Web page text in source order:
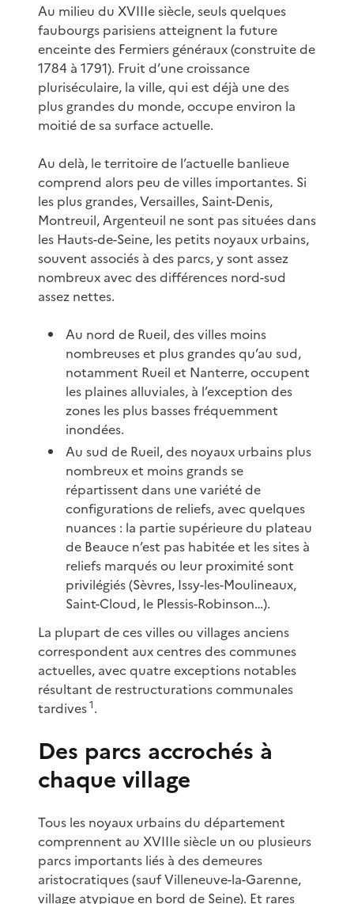
Au milieu du XVIIIe siècle, seuls quelques
faubourgs parisiens atteignent la future
enceinte des Fermiers généraux (construite de
1784 à 1791). Fruit d’une croissance
pluriséculaire, la ville, qui est déjà une des
plus grandes du monde, occupe environ la
moitié de sa surface actuelle.
Au delà, le territoire de l’actuelle banlieue
comprend alors peu de villes importantes. Si
les plus grandes, Versailles, Saint-Denis,
Montreuil, Argenteuil ne sont pas situées dans
les Hauts-de-Seine, les petits noyaux urbains,
souvent associés à des parcs, y sont assez
nombreux avec des différences nord-sud
assez nettes.
Au nord de Rueil, des villes moins
nombreuses et plus grandes qu’au sud,
notamment Rueil et Nanterre, occupent
les plaines alluviales, à l’exception des
zones les plus basses fréquemment
inondées.
Au sud de Rueil, des noyaux urbains plus
nombreux et moins grands se
répartissent dans une variété de
configurations de reliefs, avec quelques
nuances : la partie supérieure du plateau
de Beauce n’est pas habitée et les sites à
reliefs marqués ou leur proximité sont
privilégiés (Sèvres, Issy-les-Moulineaux,
Saint-Cloud, le Plessis-Robinson…).
La plupart de ces villes ou villages anciens
correspondent aux centres des communes
actuelles, avec quatre exceptions notables
résultant de restructurations communales
tardives1.
Des parcs accrochés à
chaque village
Tous les noyaux urbains du département
comprennent au XVIIIe siècle un ou plusieurs
parcs importants liés à des demeures
aristocratiques (sauf Villeneuve-la-Garenne,
village atypique en bord de Seine). Et rares